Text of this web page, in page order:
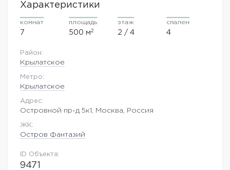
Характеристики
комнат
7
площадь
500 м2
этаж
2 / 4
спален
4
Район:
Крылатское
Метро:
Крылатское
Адрес:
Островной пр-д 5к1, Москва, Россия
ЖK:
Остров Фантазий
ID Объекта:
9471